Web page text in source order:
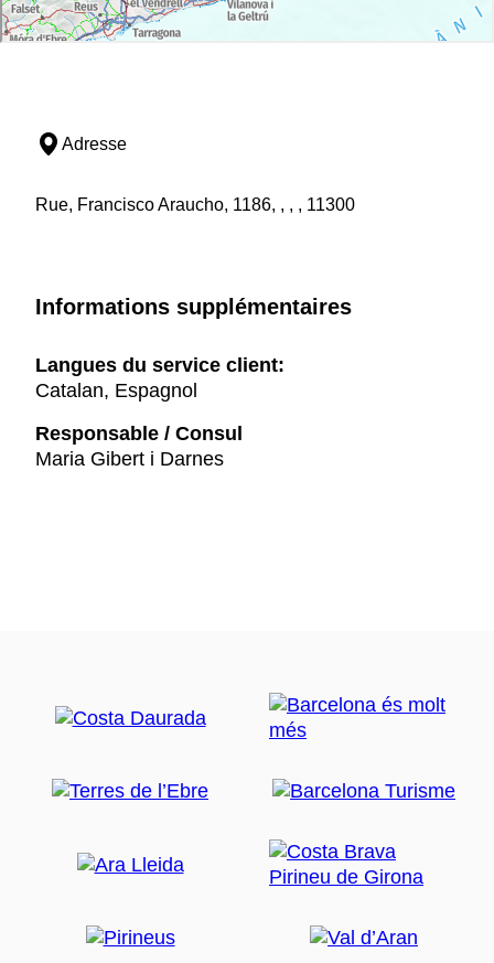
Adresse
Rue, Francisco Araucho, 1186, , , , 11300
Informations supplémentaires
Langues du service client:
Catalan, Espagnol
Responsable / Consul
Maria Gibert i Darnes